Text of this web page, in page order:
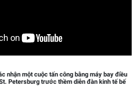
nhận một cuộc tấn công bằng máy bay điều
Petersburg trước thềm diễn đàn kinh tế bế